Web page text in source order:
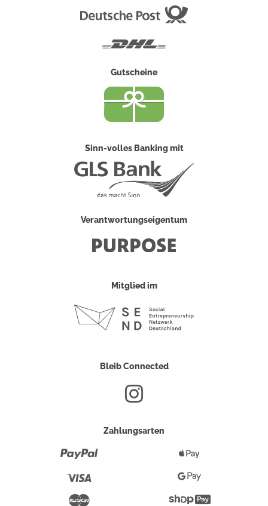
Gutscheine
Sinn-volles Banking mit
Verantwortungseigentum
Mitglied im
Bleib Connected
Zahlungsarten
Pay
Google
PayShopify